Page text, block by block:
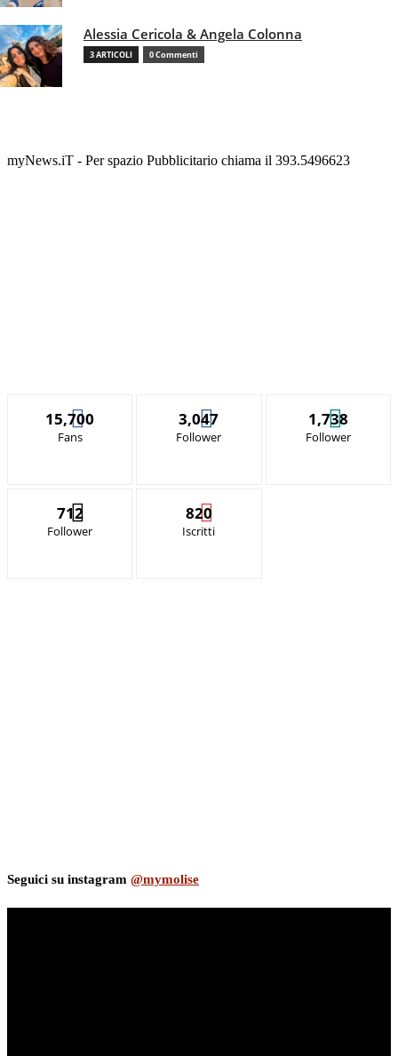
Alessia Cericola & Angela Colonna
3 ARTICOLI 0 Commenti
myNews.iT - Per spazio Pubblicitario chiama il 393.5496623
15,700
Fans
3,047
Follower
1,738
Follower
712
Follower
820
Iscritti
Seguici su instagram @mymolise